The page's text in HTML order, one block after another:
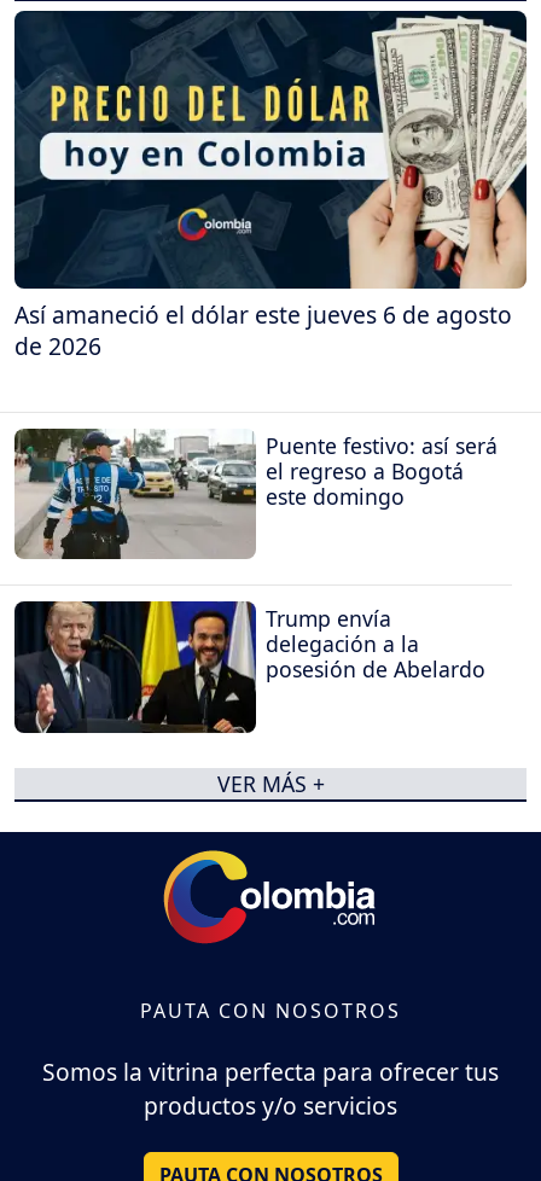
Así amaneció el dólar este jueves 6 de agosto
de 2026
Puente festivo: así será
el regreso a Bogotá
este domingo
Trump envía
delegación a la
posesión de Abelardo
VER MÁS +
PAUTA CON NOSOTROS
Somos la vitrina perfecta para ofrecer tus
productos y/o servicios
PAUTA CON NOSOTROS